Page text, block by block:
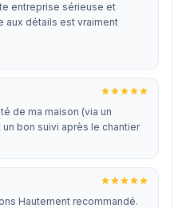
entreprise sérieuse et
aux détails est vraiment
de ma maison (via un
bon suivi après le chantier
Hautement recommandé.